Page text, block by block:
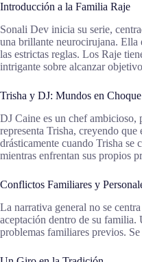
Introducción a la Familia Raje
Sonali Dev inicia su serie,
una brillante neurocirujana. Ella
las estrictas reglas. Los Raje
intrigante sobre alcanzar
Trisha y DJ: Mundos en Choque
DJ Caine es un chef ambicioso,
representa Trisha, creyendo
drásticamente cuando Trisha se
mientras enfrentan sus propios
Conflictos Familiares y
La narrativa general no se
aceptación dentro de su familia.
problemas familiares previos.